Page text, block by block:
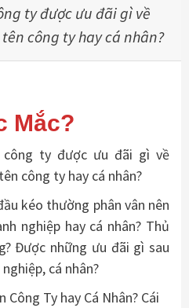
ty được ưu đãi gì về
công ty hay cá nhân?
Mắc?
ty được ưu đãi gì về
công ty hay cá nhân?
kéo thường phân vân nên
nghiệp hay cá nhân? Thủ
Được những ưu đãi gì sau
cá nhân?